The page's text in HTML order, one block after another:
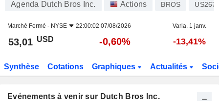
Agenda Dutch Bros Inc. Actions BROS
Marché Fermé - NYSE 22:00:02 07/08/2026 Varia. 1 janv.
53,01 USD -0,60% -13,41%
Synthèse Cotations Graphiques Actualités
Evénements à venir sur Dutch Bros Inc.